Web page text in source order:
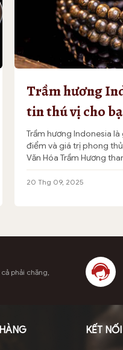
Trầm hương
tin thú vị cho
Trầm hương Indonesia
điểm và giá trị phong
Văn Hóa Trầm Hương
Indonesia, hay còn gọi
gỗ quý hiếm được yêu
20 Thg 09, 2025
phải chăng,
KẾT